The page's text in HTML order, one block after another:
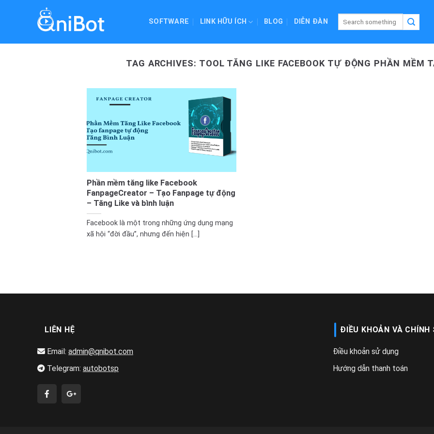
SOFTWARE LINK HỮU ÍCH BLOG DIỄN ĐÀN
TAG ARCHIVES: TOOL TĂNG LIKE FACEBOOK TỰ ĐỘNG PHẦN MỀM
Phần mềm tăng like Facebook
FanpageCreator – Tạo Fanpage tự động
– Tăng Like và bình luận
Facebook là một trong những ứng dụng mạng
xã hội “đời đầu”, nhưng đến hiện [...]
LIÊN HỆ
Email: admin@qnibot.com
Telegram: autobotsp
ĐIỀU KHOẢN VÀ CHÍNH
Điều khoản sử dụng
Hướng dẫn thanh toán